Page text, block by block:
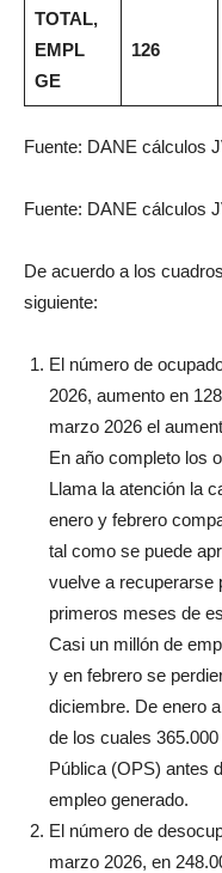
TOTAL,
EMPL
GE
126
Fuente: DANE cálculos
Fuente: DANE cálculos
De acuerdo a los
siguiente:
El número de
2026, aumento en
marzo 2026 el
En año completo los
Llama la atención la
enero y febrero
tal como se puede
vuelve a recuperarse
primeros meses de
Casi un millón de
y en febrero se
diciembre. De enero
de los cuales
Pública (OPS) antes
empleo generado.
El número de
marzo 2026, en